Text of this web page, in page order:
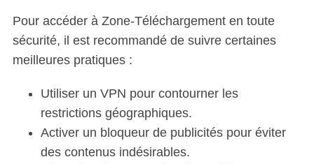
Pour accéder à Zone-Téléchargement en toute
sécurité, il est recommandé de suivre certaines
meilleures pratiques :
Utiliser un VPN pour contourner les
restrictions géographiques.
Activer un bloqueur de publicités pour éviter
des contenus indésirables.